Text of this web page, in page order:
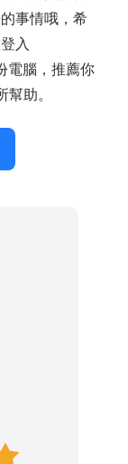
事情哦，希
入
電腦，推薦你
助。